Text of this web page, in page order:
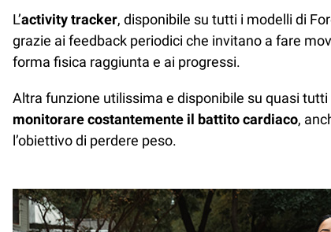
L’activity tracker, disponibile su tutti i modelli di
grazie ai feedback periodici che invitano a fare
forma fisica raggiunta e ai progressi.
Altra funzione utilissima e disponibile su quasi
monitorare costantemente il battito cardiaco,
l’obiettivo di perdere peso.